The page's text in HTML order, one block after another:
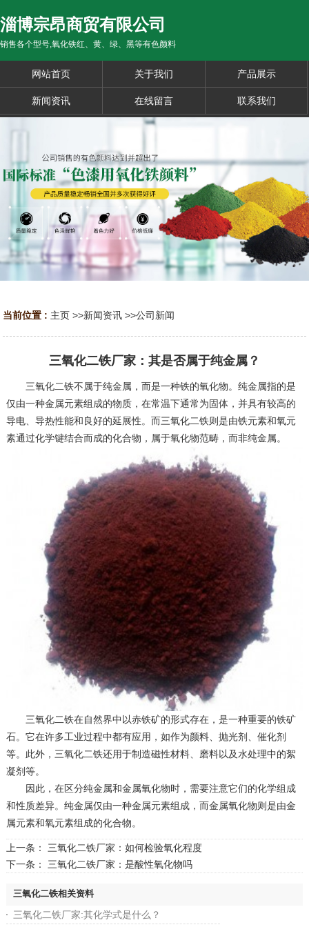
淄博宗昂商贸有限公司
销售各个型号,氧化铁红、黄、绿、黑等有色颜料
网站首页 关于我们 产品展示
新闻资讯 在线留言 联系我们
当前位置 : 主页 >>新闻资讯 >>公司新闻
三氧化二铁厂家：其是否属于纯金属？
三氧化二铁不属于纯金属，而是一种铁的氧化物。纯金属指的是
仅由一种金属元素组成的物质，在常温下通常为固体，并具有较高的
导电、导热性能和良好的延展性。而三氧化二铁则是由铁元素和氧元
素通过化学键结合而成的化合物，属于氧化物范畴，而非纯金属。
三氧化二铁在自然界中以赤铁矿的形式存在，是一种重要的铁矿
石。它在许多工业过程中都有应用，如作为颜料、抛光剂、催化剂
等。此外，三氧化二铁还用于制造磁性材料、磨料以及水处理中的絮
凝剂等。
因此，在区分纯金属和金属氧化物时，需要注意它们的化学组成
和性质差异。纯金属仅由一种金属元素组成，而金属氧化物则是由金
属元素和氧元素组成的化合物。
上一条： 三氧化二铁厂家：如何检验氧化程度
下一条： 三氧化二铁厂家：是酸性氧化物吗
三氧化二铁相关资料
三氧化二铁厂家:其化学式是什么？